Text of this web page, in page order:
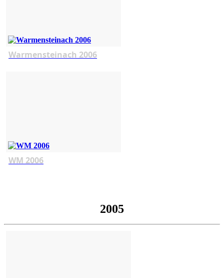
Warmensteinach 2006
WM 2006
2005